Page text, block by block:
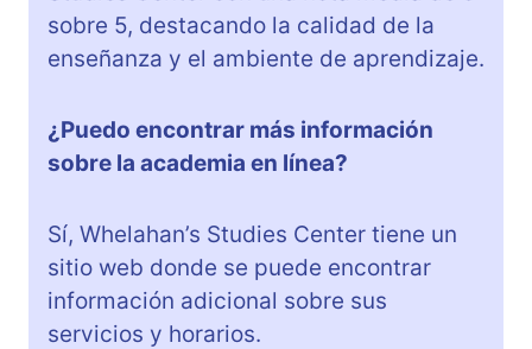
sobre 5, destacando la calidad de la
enseñanza y el ambiente de aprendizaje.
¿Puedo encontrar más información
sobre la academia en línea?
Sí, Whelahan’s Studies Center tiene un
sitio web donde se puede encontrar
información adicional sobre sus
servicios y horarios.